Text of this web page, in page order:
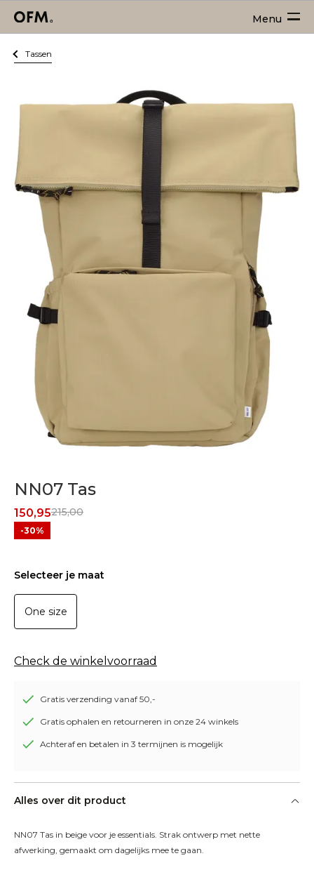
Menu
Tassen
NN07 Tas
215,00
150,95
-30%
Selecteer je maat
One size
Check de winkelvoorraad
Gratis verzending vanaf 50,-
Gratis ophalen en retourneren in onze 24 winkels
Achteraf en betalen in 3 termijnen is mogelijk
Alles over dit product
NN07 Tas in beige voor je essentials. Strak ontwerp met nette
afwerking, gemaakt om dagelijks mee te gaan.